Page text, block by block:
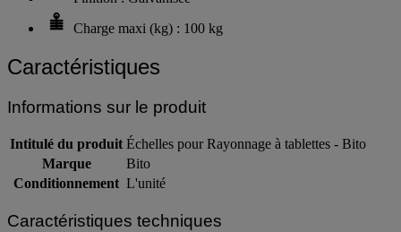
Charge maxi (kg) : 100 kg
Caractéristiques
Informations sur le produit
Intitulé du produit Échelles pour Rayonnage à tablettes - Bito
Marque
Bito
Conditionnement L'unité
Caractéristiques techniques